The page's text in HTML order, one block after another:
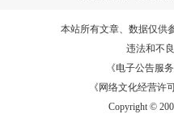
本站所有文章、数据仅供
违法和不
《电子公告服务
《网络文化经营许
Copyright ©